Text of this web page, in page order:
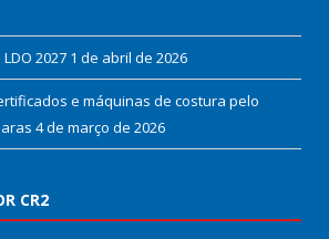
LDO 2027 1 de abril de 2026
e máquinas de costura pelo
4 de março de 2026
CR2